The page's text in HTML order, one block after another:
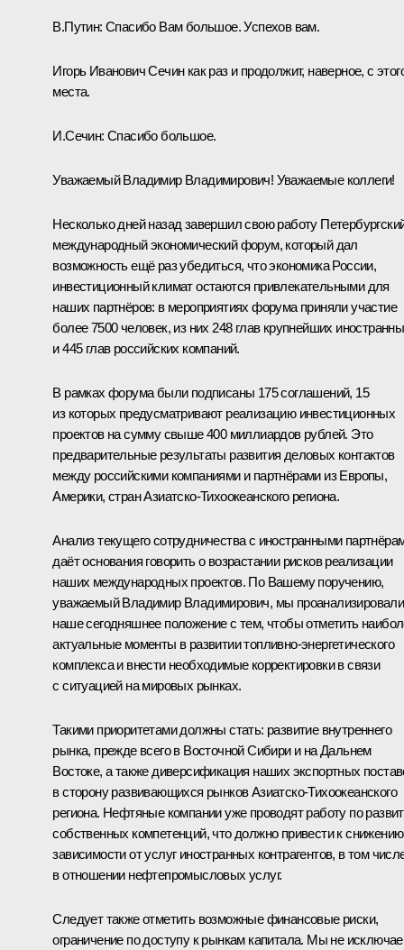
В.Путин: Спасибо Вам большое. Успехов вам.
Игорь Иванович Сечин как раз и продолжит, наверное, с
места.
И.Сечин: Спасибо большое.
Уважаемый Владимир Владимирович! Уважаемые коллеги!
Несколько дней назад завершил свою работу
международный экономический форум, который дал
возможность ещё раз убедиться, что экономика России,
инвестиционный климат остаются привлекательными для
наших партнёров: в мероприятиях форума приняли участие
более 7500 человек, из них 248 глав крупнейших
и 445 глав российских компаний.
В рамках форума были подписаны 175 соглашений, 15
из которых предусматривают реализацию инвестиционных
проектов на сумму свыше 400 миллиардов рублей. Это
предварительные результаты развития деловых контактов
между российскими компаниями и партнёрами из Европы,
Америки, стран Азиатско-Тихоокеанского региона.
Анализ текущего сотрудничества с иностранными
даёт основания говорить о возрастании рисков реализации
наших международных проектов. По Вашему поручению,
уважаемый Владимир Владимирович, мы проанализировали
наше сегодняшнее положение с тем, чтобы отметить
актуальные моменты в развитии топливно-энергетического
комплекса и внести необходимые корректировки в связи
с ситуацией на мировых рынках.
Такими приоритетами должны стать: развитие внутреннего
рынка, прежде всего в Восточной Сибири и на Дальнем
Востоке, а также диверсификация наших экспортных
в сторону развивающихся рынков Азиатско-Тихоокеанского
региона. Нефтяные компании уже проводят работу по
собственных компетенций, что должно привести к снижению
зависимости от услуг иностранных контрагентов, в том
в отношении нефтепромысловых услуг.
Следует также отметить возможные финансовые риски,
ограничение по доступу к рынкам капитала. Мы не